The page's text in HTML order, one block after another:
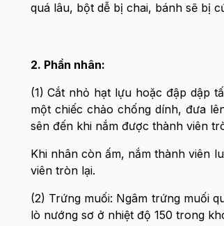
quá lâu, bột dễ bị chai, bánh sẽ bị
2. Phần nhân:
(1) Cắt nhỏ hạt lựu hoặc đập dập
một chiếc chảo chống dính, đưa
sên đến khi nắm được thành viên
Khi nhân còn ấm, nắm thành viên
viên tròn lại.
(2) Trứng muối: Ngâm trứng muối
lò nướng sơ ở nhiệt độ 150 trong